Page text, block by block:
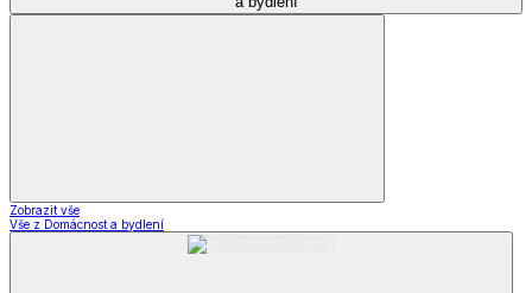
Zobrazit vše
Vše z Domácnost a bydlení